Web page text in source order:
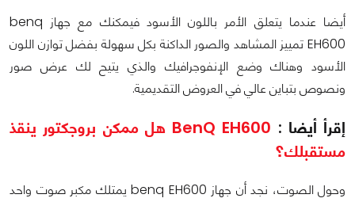
أيضا عندما يتعلق الأمر باللون الأسود فيمكنك مع جهاز benq
EH600 تمييز المشاهد والصور الداكنة بكل سهولة بفضل توازن اللون
الأسود وهناك وضع الإنفوجرافيك والذي يتيح لك عرض صور
ونصوص بتباين عالي في العروض التقديمية.
إقرأ أيضا :
BenQ EH600 هل ممكن بروجكتور ينقذ
مستقبلك؟
وحول الصوت، نجد أن جهاز benq EH600 يمتلك مكبر صوت واحد